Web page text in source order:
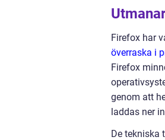
Firefox har
överraska i
Firefox
genom att
laddas ner
De tekniska